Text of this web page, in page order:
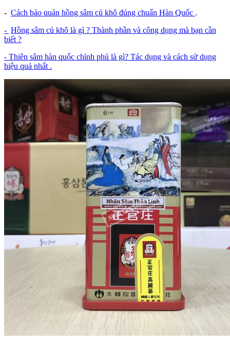
- Cách bảo quản hồng sâm củ khô đúng chuẩn Hàn Quốc .
- Hồng sâm củ khô là gì ? Thành phần và công dụng mà bạn cần
biết ?
- Thiên sâm hàn quốc chính phủ là gì? Tác dụng và cách sử dụng
hiệu quả nhất .